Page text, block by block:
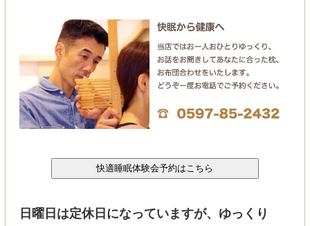
日曜日は定休日になっていますが、ゆっくり